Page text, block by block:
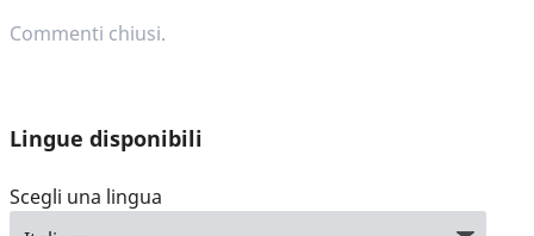
Commenti chiusi.
Lingue disponibili
Scegli una lingua